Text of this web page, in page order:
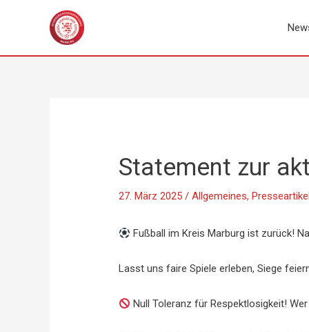
Statement zur
27. März 2025/Allgemeines,
Fußball im Kreis Marburg ist zurück!
Lasst uns faire Spiele erleben, Siege
Null Toleranz für Respektlosigkeit!